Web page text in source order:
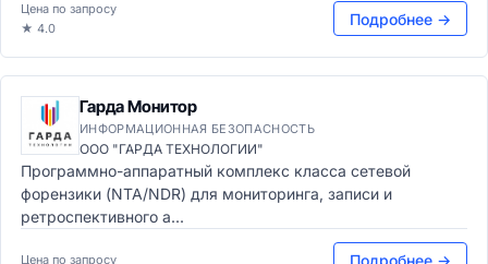
Цена по запросу
★ 4.0
Подробнее →
Гарда Монитор
ИНФОРМАЦИОННАЯ БЕЗОПАСНОСТЬ
ООО "ГАРДА ТЕХНОЛОГИИ"
Программно-аппаратный комплекс класса сетевой
форензики (NTA/NDR) для мониторинга, записи и
ретроспективного а...
Цена по запросу Подробнее →